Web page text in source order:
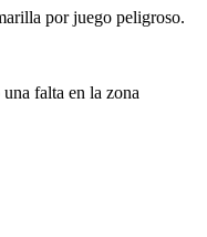
por juego peligroso.
falta en la zona